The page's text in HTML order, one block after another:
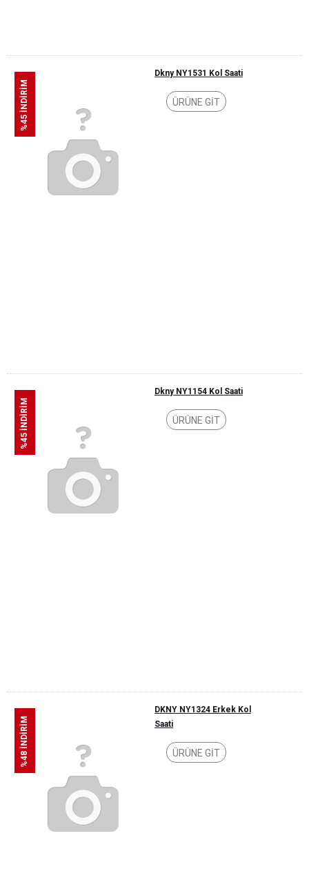
%45 İNDİRİM
Dkny NY1531 Kol Saati
ÜRÜNE GİT
%45 İNDİRİM
Dkny NY1154 Kol Saati
ÜRÜNE GİT
%48 İNDİRİM
DKNY NY1324 Erkek Kol
Saati
ÜRÜNE GİT